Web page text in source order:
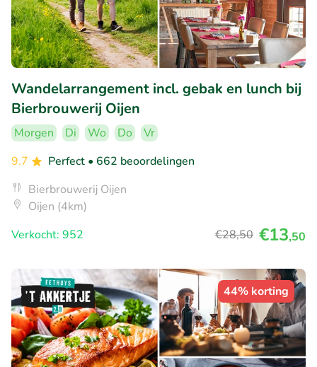
Wandelarrangement incl. gebak en lunch bij
Bierbrouwerij Oijen
Morgen Di Wo Do
Vr
9.7
Perfect • 662 beoordelingen
Bierbrouwerij Oijen
Oijen (4km)
Verkocht: 952
€28,50 €13,50
44% korting